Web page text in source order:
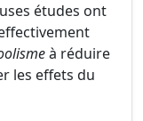
études ont
à réduire
les effets du